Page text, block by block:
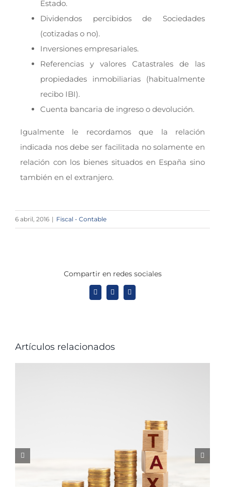
Estado.
Dividendos percibidos de Sociedades
(cotizadas o no).
Inversiones empresariales.
Referencias y valores Catastrales de las
propiedades inmobiliarias (habitualmente
recibo IBI).
Cuenta bancaria de ingreso o devolución.
Igualmente le recordamos que la relación
indicada nos debe ser facilitada no solamente en
relación con los bienes situados en España sino
también en el extranjero.
6 abril, 2016 | Fiscal - Contable
Compartir en redes sociales
X LinkedInWhatsApp
Artículos relacionados